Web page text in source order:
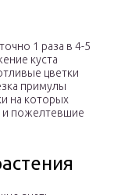
1 раза в 4-5
куста
цветки
примулы
на которых
и пожелтевшие